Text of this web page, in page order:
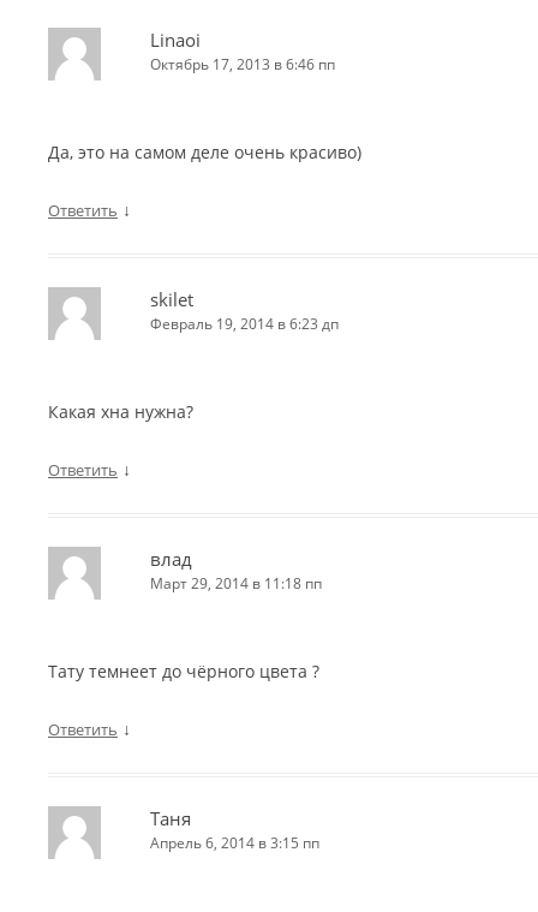
Linaoi
Октябрь 17, 2013 в 6:46 пп
Да, это на самом деле очень красиво)
Ответить ↓
skilet
Февраль 19, 2014 в 6:23 дп
Какая хна нужна?
Ответить ↓
влад
Март 29, 2014 в 11:18 пп
Тату темнеет до чёрного цвета ?
Ответить ↓
Таня
Апрель 6, 2014 в 3:15 пп